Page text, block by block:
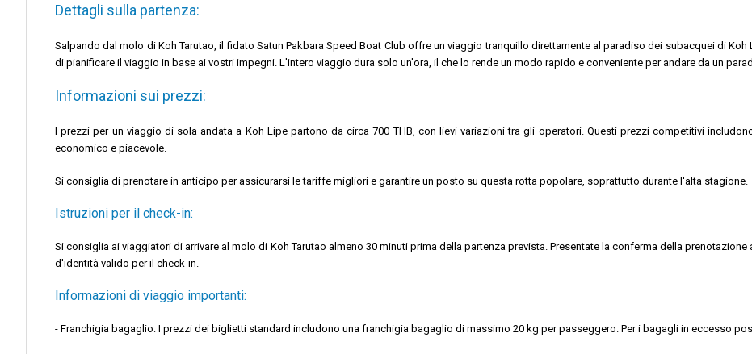
Dettagli sulla partenza:
Salpando dal molo di Koh Tarutao, il fidato Satun Pakbara Speed Boat Club offre un viaggio tranquillo direttamente al paradiso dei subacquei di
di pianificare il viaggio in base ai vostri impegni. L'intero viaggio dura solo un'ora, il che lo rende un modo rapido e conveniente per andare da un
Informazioni sui prezzi:
I prezzi per un viaggio di sola andata a Koh Lipe partono da circa 700 THB, con lievi variazioni tra gli operatori. Questi prezzi competitivi
economico e piacevole.
Si consiglia di prenotare in anticipo per assicurarsi le tariffe migliori e garantire un posto su questa rotta popolare, soprattutto durante l'alta stagione.
Istruzioni per il check-in:
Si consiglia ai viaggiatori di arrivare al molo di Koh Tarutao almeno 30 minuti prima della partenza prevista. Presentate la conferma della
d'identità valido per il check-in.
Informazioni di viaggio importanti:
- Franchigia bagaglio: I prezzi dei biglietti standard includono una franchigia bagaglio di massimo 20 kg per passeggero. Per i bagagli in eccesso